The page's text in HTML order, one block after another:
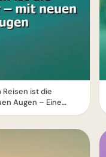
Reisen ist die
Augen – Eine